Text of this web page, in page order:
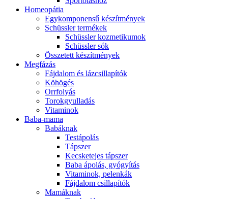
Homeopátia
Egykomponensű készítmények
Schüssler termékek
Schüssler kozmetikumok
Schüssler sók
Összetett készítmények
Megfázás
Fájdalom és lázcsillapítók
Köhögés
Orrfolyás
Torokgyulladás
Vitaminok
Baba-mama
Babáknak
Testápolás
Tápszer
Kecsketejes tápszer
Baba ápolás, gyógyítás
Vitaminok, pelenkák
Fájdalom csillapítók
Mamáknak